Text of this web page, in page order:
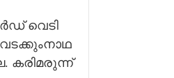
വെടി​
കരി​മരുന്ന്